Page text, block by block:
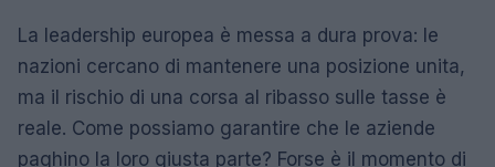
La leadership europea è messa a dura prova: le
nazioni cercano di mantenere una posizione unita,
ma il rischio di una corsa al ribasso sulle tasse è
reale. Come possiamo garantire che le aziende
paghino la loro giusta parte? Forse è il momento di